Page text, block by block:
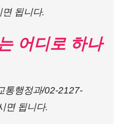
됩니다.
어디로 하나
통행정과/02-2127-
면 됩니다.